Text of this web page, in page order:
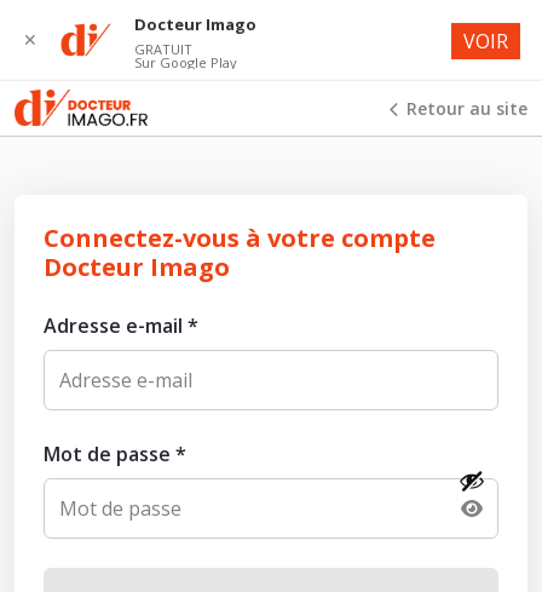
Retour au site
Connectez-vous à votre compte
Docteur Imago
Adresse e-mail *
Mot de passe *
✕
Docteur Imago
GRATUIT
Sur Google Play
VOIR